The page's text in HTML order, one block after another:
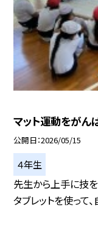
マット運動をがん
公開日 2026/05/15
４年生
先生から上手に技
タブレットを使って